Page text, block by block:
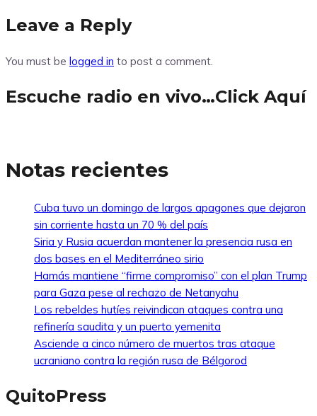
Leave a Reply
You must be logged in to post a comment.
Escuche radio en vivo…Click Aquí
Notas recientes
Cuba tuvo un domingo de largos apagones que dejaron
sin corriente hasta un 70 % del país
Siria y Rusia acuerdan mantener la presencia rusa en
dos bases en el Mediterráneo sirio
Hamás mantiene “firme compromiso” con el plan Trump
para Gaza pese al rechazo de Netanyahu
Los rebeldes hutíes reivindican ataques contra una
refinería saudita y un puerto yemenita
Asciende a cinco número de muertos tras ataque
ucraniano contra la región rusa de Bélgorod
QuitoPress